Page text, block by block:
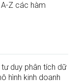
Z các hàm
duy phân tích dữ
hình kinh doanh